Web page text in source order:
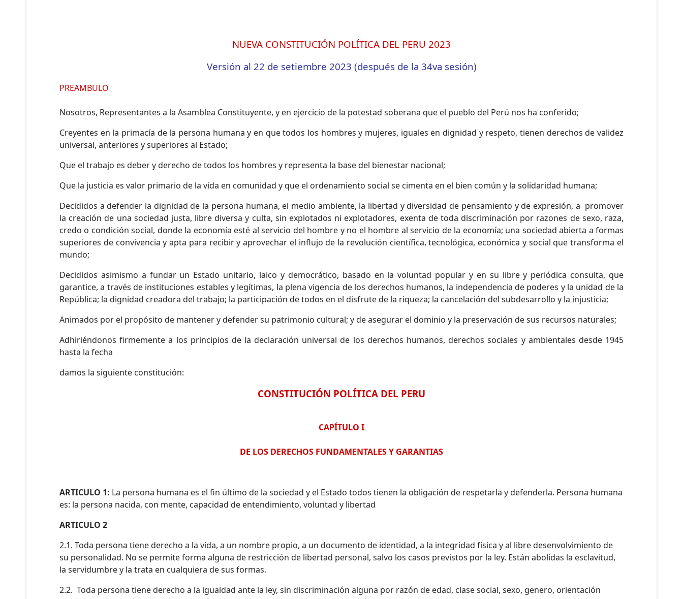
NUEVA CONSTITUCIÓN POLÍTICA DEL PERU 2023
Versión al 22 de setiembre 2023 (después de la 34va sesión)
PREAMBULO
Nosotros, Representantes a la Asamblea Constituyente, y en ejercicio de la potestad soberana que el pueblo del Perú nos ha conferido;
Creyentes en la primacía de la persona humana y en que todos los hombres y mujeres, iguales en dignidad y respeto, tienen derechos de validez
universal, anteriores y superiores al Estado;
Que el trabajo es deber y derecho de todos los hombres y representa la base del bienestar nacional;
Que la justicia es valor primario de la vida en comunidad y que el ordenamiento social se cimenta en el bien común y la solidaridad humana;
Decididos a defender la dignidad de la persona humana, el medio ambiente, la libertad y diversidad de pensamiento y de expresión, a promover
la creación de una sociedad justa, libre diversa y culta, sin explotados ni explotadores, exenta de toda discriminación por razones de sexo, raza,
credo o condición social, donde la economía esté al servicio del hombre y no el hombre al servicio de la economía; una sociedad abierta a formas
superiores de convivencia y apta para recibir y aprovechar el influjo de la revolución científica, tecnológica, económica y social que transforma el
mundo;
Decididos asimismo a fundar un Estado unitario, laico y democrático, basado en la voluntad popular y en su libre y periódica consulta, que
garantice, a través de instituciones estables y legítimas, la plena vigencia de los derechos humanos, la independencia de poderes y la unidad de la
República; la dignidad creadora del trabajo; la participación de todos en el disfrute de la riqueza; la cancelación del subdesarrollo y la injusticia;
Animados por el propósito de mantener y defender su patrimonio cultural; y de asegurar el dominio y la preservación de sus recursos naturales;
Adhiriéndonos firmemente a los principios de la declaración universal de los derechos humanos, derechos sociales y ambientales desde 1945
hasta la fecha
damos la siguiente constitución:
CONSTITUCIÓN POLÍTICA DEL PERU
CAPÍTULO I
DE LOS DERECHOS FUNDAMENTALES Y GARANTIAS
ARTICULO 1: La persona humana es el fin último de la sociedad y el Estado todos tienen la obligación de respetarla y defenderla. Persona humana
es: la persona nacida, con mente, capacidad de entendimiento, voluntad y libertad
ARTICULO 2
2.1. Toda persona tiene derecho a la vida, a un nombre propio, a un documento de identidad, a la integridad física y al libre desenvolvimiento de
su personalidad. No se permite forma alguna de restricción de libertad personal, salvo los casos previstos por la ley. Están abolidas la esclavitud,
la servidumbre y la trata en cualquiera de sus formas.
2.2. Toda persona tiene derecho a la igualdad ante la ley, sin discriminación alguna por razón de edad, clase social, sexo, genero, orientación